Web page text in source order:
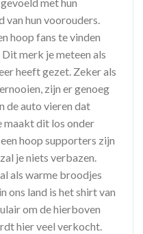
van hun voorouders.
hoop fans te vinden
merk je meteen als
heeft gezet. Zeker als
zijn er genoeg
de auto vieren dat
maakt dit los onder
hoop supporters zijn
je niets verbazen.
als warme broodjes
ons land is het shirt van
om de hierboven
hier veel verkocht.